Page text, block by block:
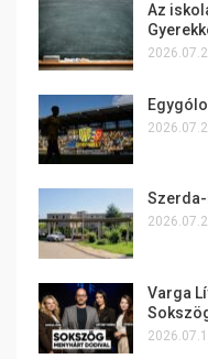
Az
Szerda-
Varga